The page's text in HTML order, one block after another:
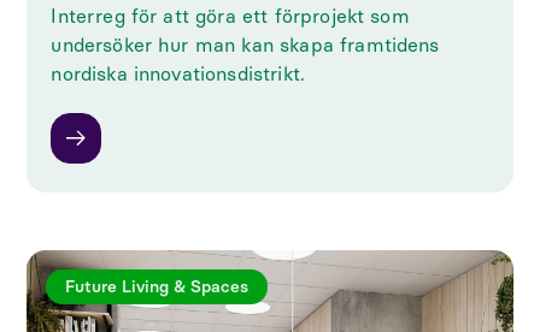
Interreg för att göra ett förprojekt som
undersöker hur man kan skapa framtidens
nordiska innovationsdistrikt.
Future Living & Spaces